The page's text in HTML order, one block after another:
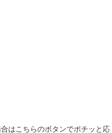
合はこちらのボタンでポチッと応